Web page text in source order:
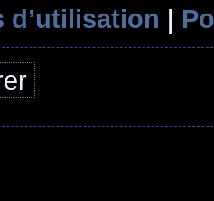
d’utilisation |